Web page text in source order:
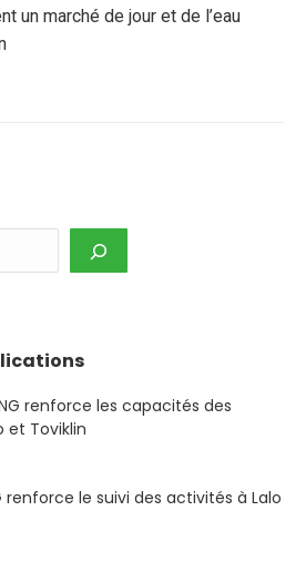
un marché de jour et de l’eau
renforce les capacités des
et Toviklin
renforce le suivi des activités à Lalo